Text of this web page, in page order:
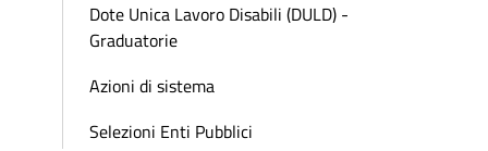
Dote Unica Lavoro Disabili (DULD) -
Graduatorie
Azioni di sistema
Selezioni Enti Pubblici